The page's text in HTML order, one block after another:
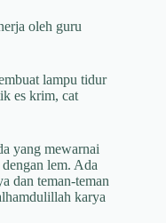
oleh guru
lampu tidur
es krim, cat
yang mewarnai
lem. Ada
dan teman-teman
karya